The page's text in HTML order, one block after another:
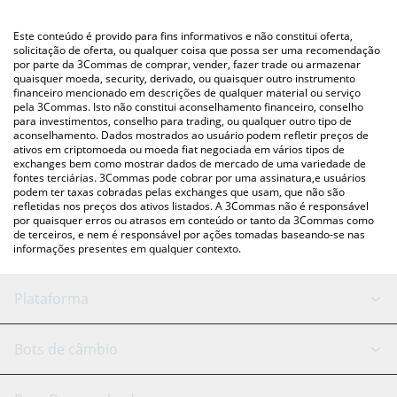
Você também pode usar nossa tabela de preços de Purple
acima para verificar o último preço de Purple nas principais
moedas fiat e criptográficas.
Este conteúdo é provido para fins informativos e não constitui oferta,
solicitação de oferta, ou qualquer coisa que possa ser uma recomendação
por parte da 3Commas de comprar, vender, fazer trade ou armazenar
quaisquer moeda, security, derivado, ou quaisquer outro instrumento
financeiro mencionado em descrições de qualquer material ou serviço
pela 3Commas. Isto não constitui aconselhamento financeiro, conselho
para investimentos, conselho para trading, ou qualquer outro tipo de
aconselhamento. Dados mostrados ao usuário podem refletir preços de
ativos em criptomoeda ou moeda fiat negociada em vários tipos de
exchanges bem como mostrar dados de mercado de uma variedade de
fontes terciárias. 3Commas pode cobrar por uma assinatura,e usuários
podem ter taxas cobradas pelas exchanges que usam, que não são
refletidas nos preços dos ativos listados. A 3Commas não é responsável
por quaisquer erros ou atrasos em conteúdo or tanto da 3Commas como
de terceiros, e nem é responsável por ações tomadas baseando-se nas
informações presentes em qualquer contexto.
Plataforma
Bot GRID
Bots de câmbio